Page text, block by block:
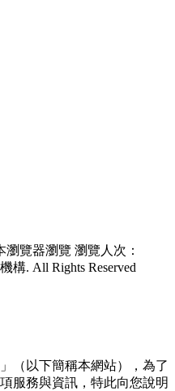
瀏覽器瀏覽 瀏覽人次：
構. All Rights Reserved
（以下簡稱本網站），為了
服務與資訊，特此向您說明